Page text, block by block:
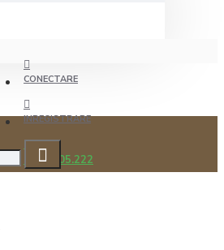
CONECTARE
INREGISTRARE
0722.505.222